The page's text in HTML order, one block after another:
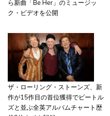
ら新曲「Be Her」のミュージッ
ク・ビデオを公開
ザ・ローリング・ストーンズ、新
作が15作目の首位獲得でビートル
ズと並ぶ全英アルバムチャート歴